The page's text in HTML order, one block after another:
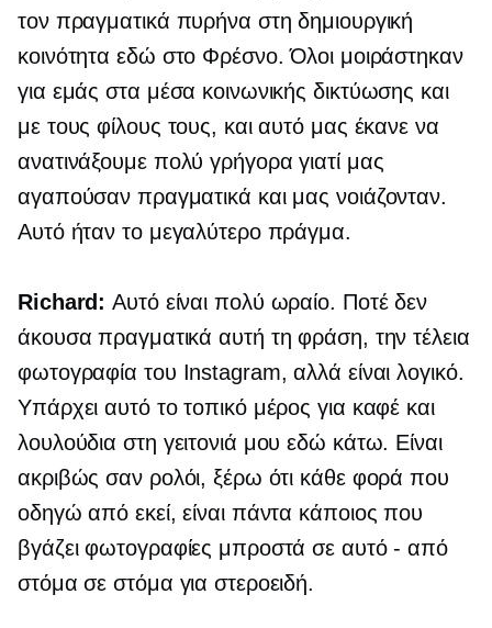
τον πραγματικά πυρήνα στη δημιουργική
κοινότητα εδώ στο Φρέσνο. Όλοι μοιράστηκαν
για εμάς στα μέσα κοινωνικής δικτύωσης και
με τους φίλους τους, και αυτό μας έκανε να
ανατινάξουμε πολύ γρήγορα γιατί μας
αγαπούσαν πραγματικά και μας νοιάζονταν.
Αυτό ήταν το μεγαλύτερο πράγμα.
Richard: Αυτό είναι πολύ ωραίο. Ποτέ δεν
άκουσα πραγματικά αυτή τη φράση, την τέλεια
φωτογραφία του Instagram, αλλά είναι λογικό.
Υπάρχει αυτό το τοπικό μέρος για καφέ και
λουλούδια στη γειτονιά μου εδώ κάτω. Είναι
ακριβώς σαν ρολόι, ξέρω ότι κάθε φορά που
οδηγώ από εκεί, είναι πάντα κάποιος που
βγάζει φωτογραφίες μπροστά σε αυτό - από
στόμα σε στόμα για στεροειδή.